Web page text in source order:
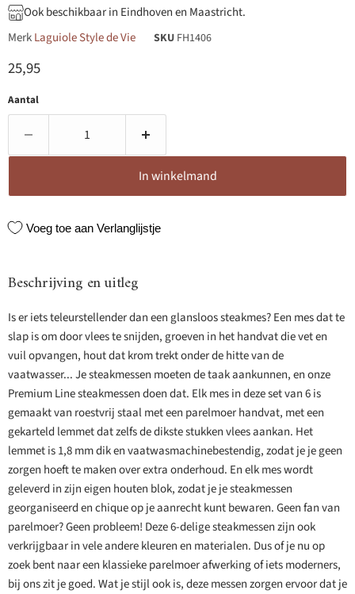
Ook beschikbaar in Eindhoven en Maastricht.
MerkLaguiole Style de Vie SKU FH1406
Huidige prijs
25,95
Aantal
In winkelmand
Voeg toe aan Verlanglijstje
Beschrijving en uitleg
Is er iets teleurstellender dan een glansloos steakmes? Een mes dat te
slap is om door vlees te snijden, groeven in het handvat die vet en
vuil opvangen, hout dat krom trekt onder de hitte van de
vaatwasser... Je steakmessen moeten de taak aankunnen, en onze
Premium Line steakmessen doen dat. Elk mes in deze set van 6 is
gemaakt van roestvrij staal met een parelmoer handvat, met een
gekarteld lemmet dat zelfs de dikste stukken vlees aankan. Het
lemmet is 1,8 mm dik en vaatwasmachinebestendig, zodat je je geen
zorgen hoeft te maken over extra onderhoud. En elk mes wordt
geleverd in zijn eigen houten blok, zodat je je steakmessen
georganiseerd en chique op je aanrecht kunt bewaren. Geen fan van
parelmoer? Geen probleem! Deze 6-delige steakmessen zijn ook
verkrijgbaar in vele andere kleuren en materialen. Dus of je nu op
zoek bent naar een klassieke parelmoer afwerking of iets moderners,
bij ons zit je goed. Wat je stijl ook is, deze messen zorgen ervoor dat je